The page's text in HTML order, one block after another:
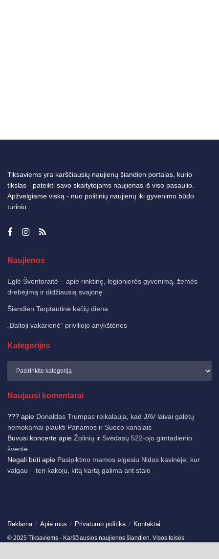
Tiksaviems yra karščiausių naujienų šiandien portalas, kurio
tikslas - pateikti savo skaitytojams naujienas iš viso pasaulio.
Apžvelgiame viską - nuo politinių naujienų iki gyvenimo būdo
turinio.
Naujienos
Eglė Šventoraitė – apie rinktinę, legionierės gyvenimą, žemės
drebėjimą ir didžiausią svajonę
Šiandien Tarptautinė kačių diena
„Baltoji vakarienė“ priviliojo anykštėnes
Kategorijos
Naujausi komentarai
??? apie Donaldas Trumpas reikalauja, kad JAV laivai galėtų
nemokamai plaukti Panamos ir Sueco kanalais
Buvusi koncerte apie Žolinių ir Svėdasų 522-ojo gimtadienio
šventė
Negali būti apie Pasipiktino mamos elgesiu Nidos kavinėje: kur
valgau – ten kakoju, kitą kartą galima ant stalo
Reklama Apie mus Privatumo politika Kontaktai
© 2025 Tiksaviems - Karščiausios naujienos šiandien. Visos teisės